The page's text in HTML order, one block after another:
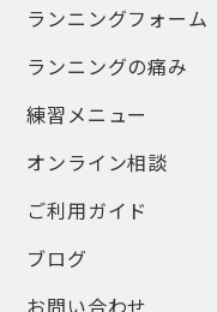
ランニングフォーム
ランニングの痛み
練習メニュー
オンライン相談
ご利用ガイド
ブログ
お問い合わせ